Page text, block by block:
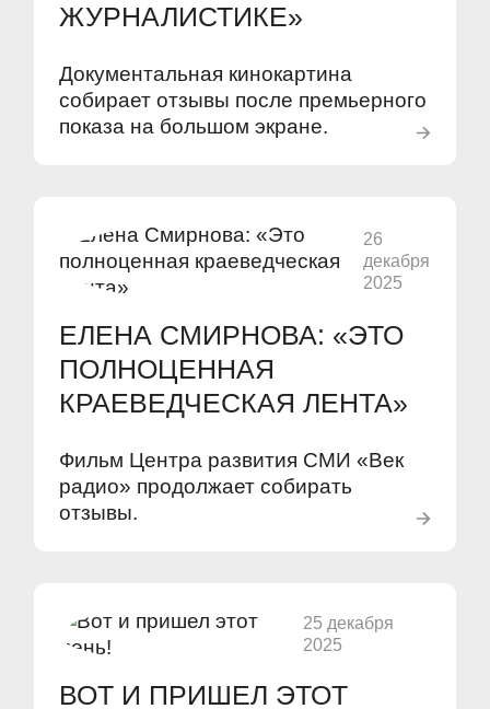
ЖУРНАЛИСТИКЕ»
Документальная кинокартина
собирает отзывы после премьерного
показа на большом экране.
26
декабря
2025
ЕЛЕНА СМИРНОВА: «ЭТО
ПОЛНОЦЕННАЯ
КРАЕВЕДЧЕСКАЯ ЛЕНТА»
Фильм Центра развития СМИ «Век
радио» продолжает собирать
отзывы.
25 декабря
2025
ВОТ И ПРИШЕЛ ЭТОТ